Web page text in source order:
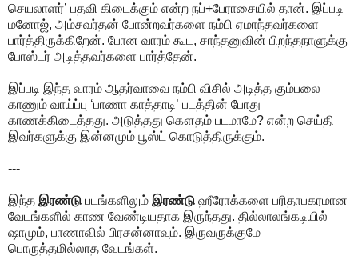
செயலாளர்’ பதவி கிடைக்கும் என்ற நப்+பேராசையில் தான். இப்படி
மனோஜ், அம்சவர்தன் போன்றவர்களை நம்பி ஏமாந்தவர்களை
பார்த்திருக்கிறேன். போன வாரம் கூட, சாந்தனுவின் பிறந்தநாளுக்கு
போஸ்டர் அடித்தவர்களை பார்த்தேன்.
இப்படி இந்த வாரம் ஆதர்வாவை நம்பி விசில் அடித்த கும்பலை
காணும் வாய்ப்பு ‘பாணா காத்தாடி’ படத்தின் போது
காணக்கிடைத்தது. அடுத்தது கௌதம் படமாமே? என்ற செய்தி
இவர்களுக்கு இன்னமும் பூஸ்ட் கொடுத்திருக்கும்.
---
இந்த இரண்டு படங்களிலும் இரண்டு ஹீரோக்களை பரிதாபகரமான
வேடங்களில் காண வேண்டியதாக இருந்தது. தில்லாலங்கடியில்
ஷாமும், பாணாவில் பிரசன்னாவும். இருவருக்குமே
பொருத்தமில்லாத வேடங்கள்.